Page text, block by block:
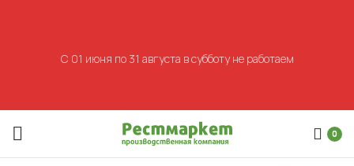
0
С 01 июня по 31 августа в субботу не работаем